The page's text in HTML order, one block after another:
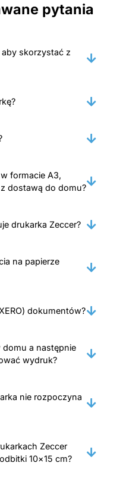
pytania
skorzystać z
formacie A3,
dostawą do domu?
drukarka Zeccer?
na papierze
dokumentów?
domu a następnie
wydruk?
nie rozpoczyna
Zeccer
10×15 cm?